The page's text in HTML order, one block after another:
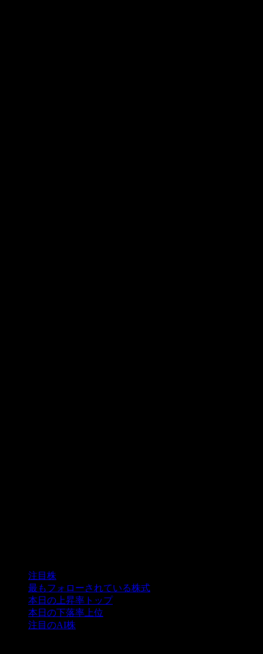
注目株
最もフォローされている株式
本日の上昇率トップ
本日の下落率上位
注目のAI株